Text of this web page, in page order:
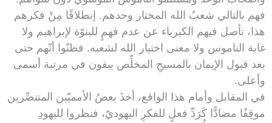
فهم بالتالي شعبُ الله المختار وحدهم. إنطلاقًا مِنْ فكرهم
هذا، تأصل فيهم الكبرياء عن عدم فهمٍ للبنوّة لإبراهيم ولا
غاية الناموس ولا معنى اختيار الله لشعبه. فظنّوا أنّهم حتى
بعد قبول الإيمان بالمسيحِ المخلِّص يبقون في مرتبة أسمى
وأعلى.
في المقابل وأمام هذا الواقع، أخذَ بعضُ الأمميّين المتنصِّرين
موقِفًا مضادًّا كَرَدِّ فعلٍ للفكرِ اليهوديّ، فنظروا لليهودِ